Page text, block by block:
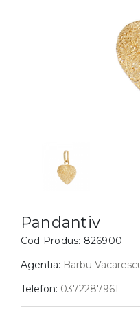
BIJUTERII COPII
Cercei
Bratari
Coliere
Lanturi
Pandantive
Pandantiv
Cod Produs: 826900
Agentia: Barbu
Telefon: 0372287961